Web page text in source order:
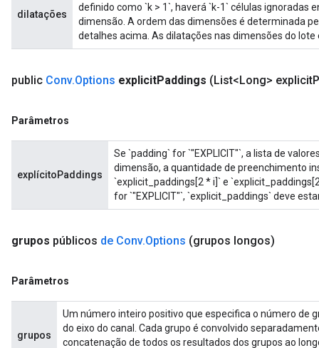
dilatações
definido como `k > 1`, haverá `k-1` células ignoradas
dimensão. A ordem das dimensões é determinada
detalhes acima. As dilatações nas dimensões do
public Conv.Options explicitPaddings (List<Long> explicit
Parâmetros
explícitoPaddings
Se `padding` for `"EXPLICIT"`, a lista de
dimensão, a quantidade de preenchimento
`explicit_paddings[2 * i]` e
for `"EXPLICIT"`, `explicit_paddings` deve
grupos públicos de Conv.Options (grupos longos)
Parâmetros
grupos
Um número inteiro positivo que especifica o número de
do eixo do canal. Cada grupo é convolvido
concatenação de todos os resultados dos grupos ao